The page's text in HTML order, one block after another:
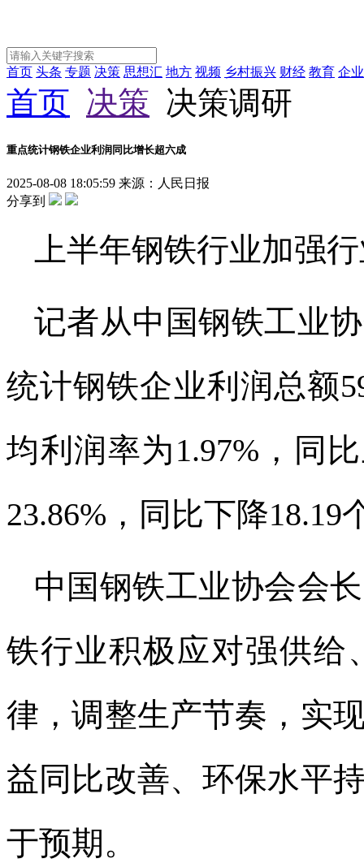
首页 头条 专题 决策 思想汇 地方 视频 乡村振兴 财经 教育 企业
首页 决策 决策调研
重点统计钢铁企业利润同比增长超六成
2025-08-08 18:05:59 来源：人民日报
分享到
上半年钢铁行业加强
记者从中国钢铁工业
统计钢铁企业利润总额
均利润率为1.97%，同
23.86%，同比下降18.19
中国钢铁工业协会会
铁行业积极应对强供给
律，调整生产节奏，实
益同比改善、环保水平
于预期。